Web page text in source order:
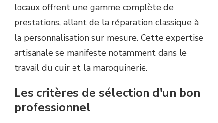
locaux offrent une gamme complète de
prestations, allant de la réparation classique à
la personnalisation sur mesure. Cette expertise
artisanale se manifeste notamment dans le
travail du cuir et la maroquinerie.
Les critères de sélection d'un bon
professionnel